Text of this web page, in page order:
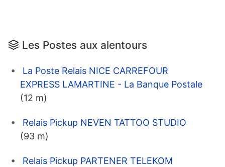
Les Postes aux alentours
La Poste Relais NICE CARREFOUR
EXPRESS LAMARTINE - La Banque Postale
(12 m)
Relais Pickup NEVEN TATTOO STUDIO
(93 m)
Relais Pickup PARTENER TELEKOM